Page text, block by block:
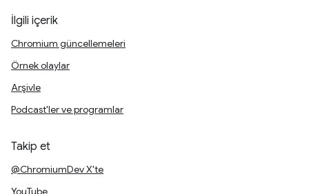
İlgili içerik
Chromium güncellemeleri
Örnek olaylar
Arşivle
Podcast'ler ve programlar
Takip et
@ChromiumDev X'te
YouTube